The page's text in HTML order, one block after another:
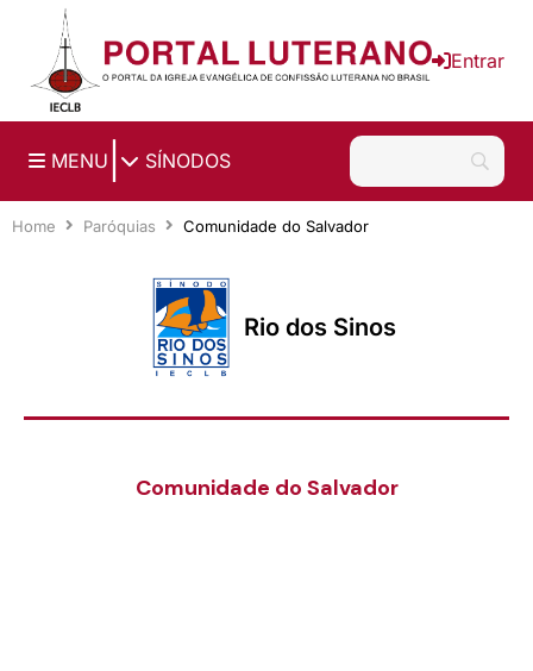
Ir para o conteúdo principal
Entrar
MENU SÍNODOS
Home Paróquias Comunidade do Salvador
Rio dos Sinos
Comunidade do Salvador